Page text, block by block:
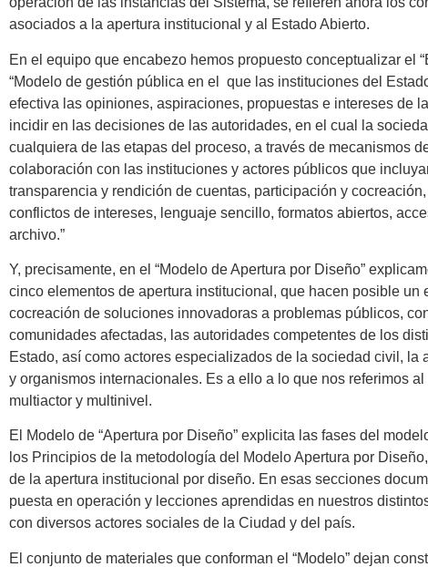
asociados a la apertura institucional y al Estado Abierto.
En el equipo que encabezo hemos propuesto conceptualizar el
“Modelo de gestión pública en el que las instituciones del
efectiva las opiniones, aspiraciones, propuestas e intereses de
incidir en las decisiones de las autoridades, en el cual la
cualquiera de las etapas del proceso, a través de mecanismos
colaboración con las instituciones y actores públicos que
transparencia y rendición de cuentas, participación y
conflictos de intereses, lenguaje sencillo, formatos abiertos,
archivo.”
Y, precisamente, en el “Modelo de Apertura por Diseño”
cinco elementos de apertura institucional, que hacen posible un
cocreación de soluciones innovadoras a problemas públicos,
comunidades afectadas, las autoridades competentes de los
Estado, así como actores especializados de la sociedad civil, la
y organismos internacionales. Es a ello a lo que nos referimos
multiactor y multinivel.
El Modelo de “Apertura por Diseño” explicita las fases del
los Principios de la metodología del Modelo Apertura por
de la apertura institucional por diseño. En esas secciones
puesta en operación y lecciones aprendidas en nuestros
con diversos actores sociales de la Ciudad y del país.
El conjunto de materiales que conforman el “Modelo” dejan